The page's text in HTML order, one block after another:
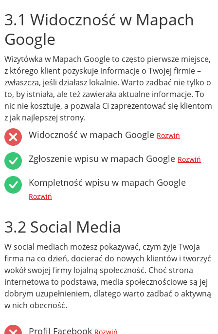
3.1 Widoczność w Mapach
Google
Wizytówka w Mapach Google to często pierwsze miejsce,
z którego klient pozyskuje informacje o Twojej firmie –
zwłaszcza, jeśli działasz lokalnie. Warto zadbać nie tylko o
to, by istniała, ale też zawierała aktualne informacje. To
nic nie kosztuje, a pozwala Ci zaprezentować się klientom
z jak najlepszej strony.
Widoczność w mapach Google Rozwiń
Zgłoszenie wpisu w mapach Google Rozwiń
Kompletność wpisu w mapach Google
Rozwiń
3.2 Social Media
W social mediach możesz pokazywać, czym żyje Twoja
firma na co dzień, docierać do nowych klientów i tworzyć
wokół swojej firmy lojalną społeczność. Choć strona
internetowa to podstawa, media społecznościowe są jej
dobrym uzupełnieniem, dlatego warto zadbać o aktywną
w nich obecność.
Profil Facebook